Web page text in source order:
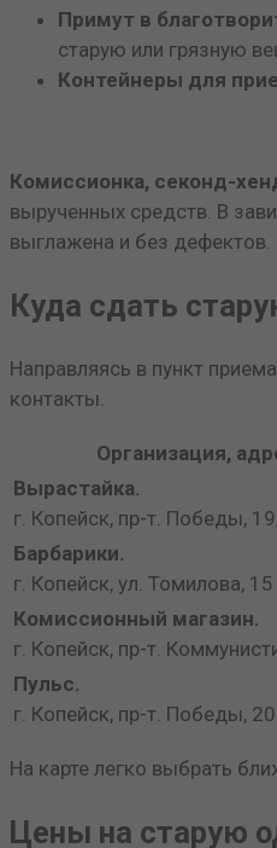
Примут в
старую или грязную
Контейнеры для
Комиссионка, секонд-
вырученных средств. В
выглажена и без дефектов.
Куда сдать
Направляясь в пункт
контакты.
Организация,
Вырастайка.
г. Копейск, пр-т. Победы,
Барбарики.
г. Копейск, ул. Томилова, 15
Комиссионный магазин.
г. Копейск, пр-т.
Пульс.
г. Копейск, пр-т. Победы, 20
На карте легко выбрать
Цены на старую